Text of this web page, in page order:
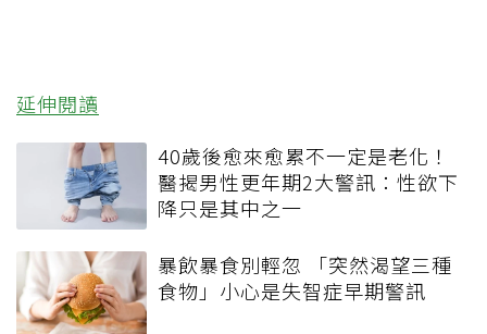
延伸閱讀
40歲後愈來愈累不一定是老化！
醫揭男性更年期2大警訊：性欲下
降只是其中之一
暴飲暴食別輕忽 「突然渴望三種
食物」小心是失智症早期警訊